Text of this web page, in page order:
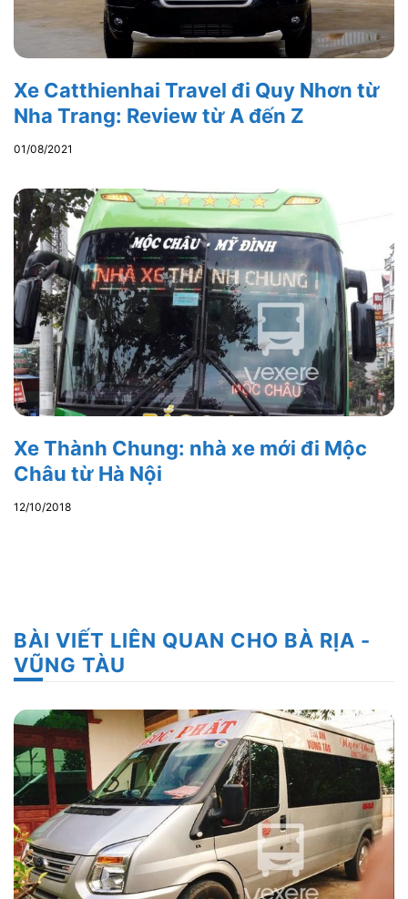
Xe Catthienhai Travel đi Quy Nhơn từ
Nha Trang: Review từ A đến Z
01/08/2021
Xe Thành Chung: nhà xe mới đi Mộc
Châu từ Hà Nội
12/10/2018
BÀI VIẾT LIÊN QUAN CHO BÀ RỊA -
VŨNG TÀU